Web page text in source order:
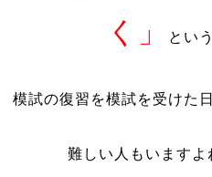
く」
とい
模試の復習を模試を受けた
難しい人もいます